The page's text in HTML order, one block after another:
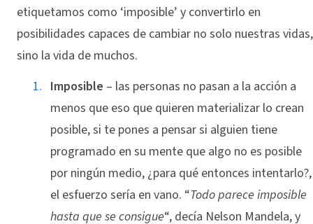
etiquetamos como ‘imposible’ y convertirlo en
posibilidades capaces de cambiar no solo nuestras vidas,
sino la vida de muchos.
Imposible – las personas no pasan a la acción a
menos que eso que quieren materializar lo crean
posible, si te pones a pensar si alguien tiene
programado en su mente que algo no es posible
por ningún medio, ¿para qué entonces intentarlo?,
el esfuerzo sería en vano. “Todo parece imposible
hasta que se consigue“, decía Nelson Mandela, y